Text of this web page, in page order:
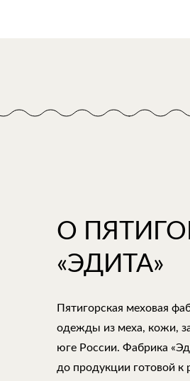
О
«ЭДИТА»
Пятигорская меховая
одежды из меха, кожи,
юге России. Фабрика
до продукции готовой к